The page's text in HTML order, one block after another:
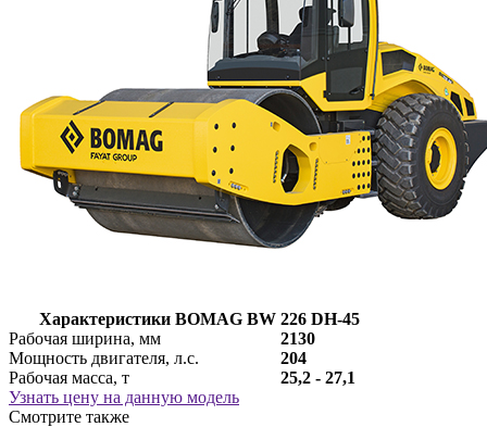
Характеристики BOMAG BW 226 DH-45
Рабочая ширина, мм
2130
Мощность двигателя, л.с.
204
Рабочая масса, т
25,2 - 27,1
Узнать цену на данную модель
Смотрите также